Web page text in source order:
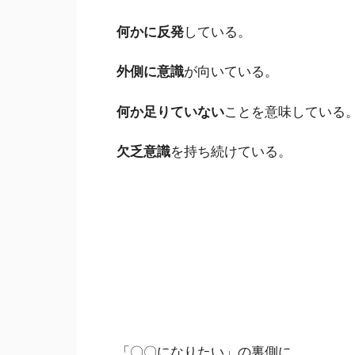
何かに反発している。
外側に意識が向いている。
何か足りていないことを意味している
欠乏意識を持ち続けている。
「〇〇になりたい」の裏側に